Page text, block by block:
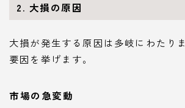
2. 大損の原因
大損が発生する原因は多岐にわたり
要因を挙げます。
市場の急変動